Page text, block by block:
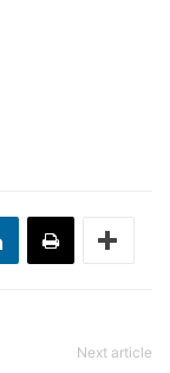
Next article